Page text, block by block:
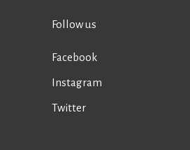
Follow us
Facebook
Instagram
Twitter